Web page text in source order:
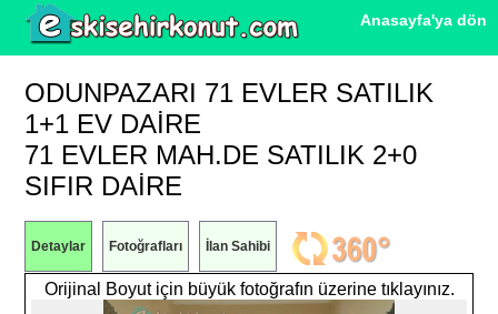
Anasayfa'ya dön
ODUNPAZARI 71 EVLER SATILIK
1+1 EV DAIRE
71 EVLER MAH.DE SATILIK 2+0
SIFIR DAİRE
Detaylar Fotoğrafları İlan Sahibi
Orijinal Boyut için büyük fotoğrafın üzerine tıklayınız.